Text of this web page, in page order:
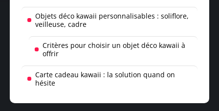
Objets déco kawaii personnalisables : soliflore,
veilleuse, cadre
Critères pour choisir un objet déco kawaii à
offrir
Carte cadeau kawaii : la solution quand on
hésite